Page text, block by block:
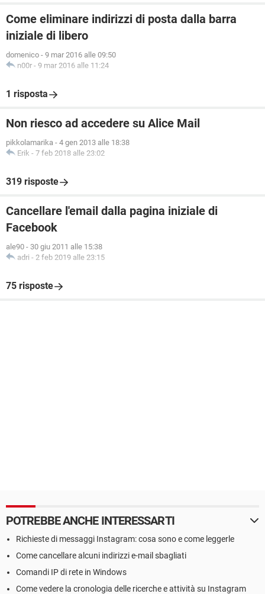
Come eliminare indirizzi di posta dalla barra
iniziale di libero
domenico - 9 mar 2016 alle 09:50
n00r - 9 mar 2016 alle 11:24
1 risposta
Non riesco ad accedere su Alice Mail
pikkolamarika - 4 gen 2013 alle 18:38
Erik - 7 feb 2018 alle 23:02
319 risposte
Cancellare l'email dalla pagina iniziale di
Facebook
ale90 - 30 giu 2011 alle 15:38
adri - 2 feb 2019 alle 23:15
75 risposte
POTREBBE ANCHE INTERESSARTI
Richieste di messaggi Instagram: cosa sono e come leggerle
Come cancellare alcuni indirizzi e-mail sbagliati
Comandi IP di rete in Windows
Come vedere la cronologia delle ricerche e attività su Instagram